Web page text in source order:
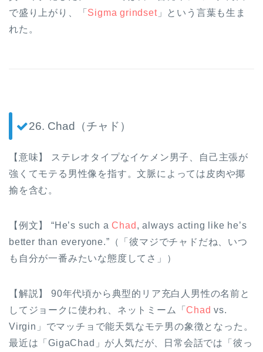
で盛り上がり、「 Sigma grindset」という言葉も生ま
れた。
26. Chad（チャド）
【意味】 ステレオタイプなイケメン男子、自己主張が
強くてモテる男性像を指す。文脈によっては皮肉や揶
揄を含む。
【例文】 “He’s such aChad , always acting like he’s
better than everyone.”（「彼マジでチャドだね、いつ
も自分が一番みたいな態度してさ」）
【解説】 90年代頃から典型的リア充白人男性の名前と
してジョークに使われ、ネットミーム「Chad vs.
Virgin」でマッチョで能天気なモテ男の象徴となった。
最近は「GigaChad」が人気だが、日常会話では「彼っ